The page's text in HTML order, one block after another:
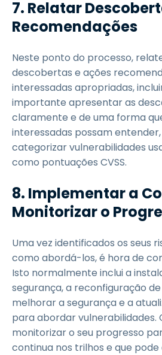
7. Relatar
Recomendações
Neste ponto do processo,
descobertas e ações
interessadas apropriadas,
importante apresentar as
claramente e de uma forma
interessadas possam
categorizar vulnerabilidades
como pontuações CVSS.
8. Implementar a
Monitorizar o
Uma vez identificados os seus
como abordá-los, é hora de
Isto normalmente inclui a
segurança, a reconfiguração
melhorar a segurança e a
para abordar vulnerabilidades.
monitorizar o seu progresso
continua nos trilhos e que